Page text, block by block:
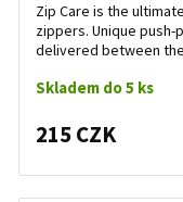
Zip Care is the
zippers. Unique
delivered between
Skladem do 5 ks
215 CZK